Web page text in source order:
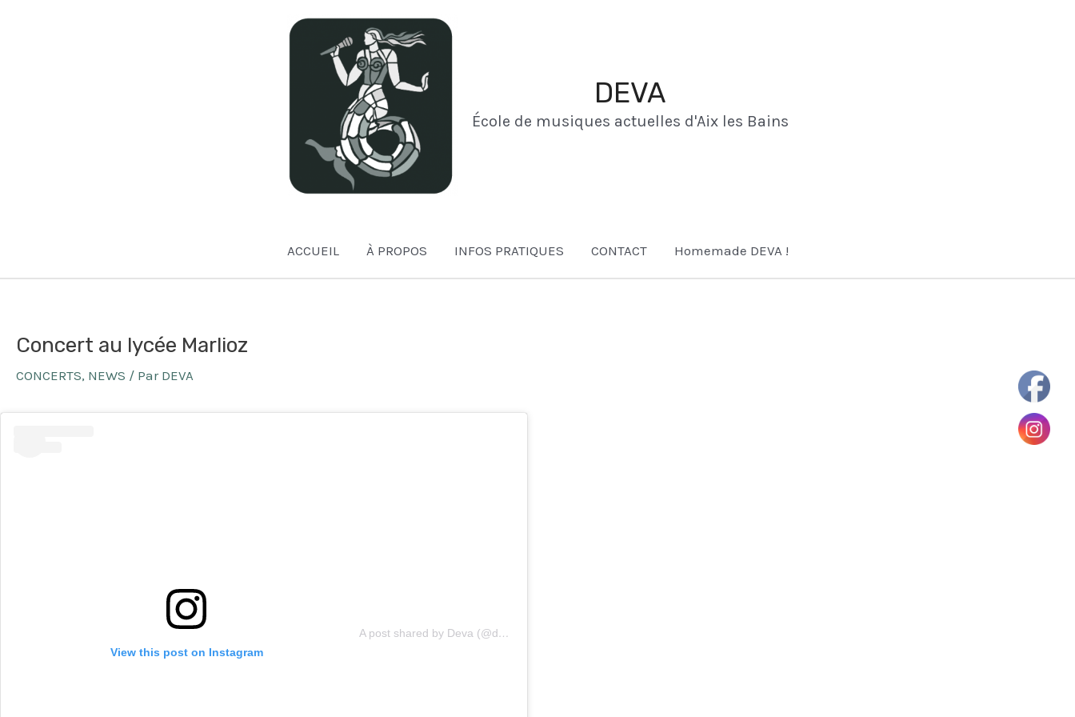
DEVA
École de musiques actuelles d'Aix les Bains
ACCUEIL À PROPOS INFOS PRATIQUES CONTACT Homemade DEVA !
Concert au lycée Marlioz
CONCERTS, NEWS / Par DEVA
View this post on Instagram
A post shared by Deva (@deva_association)